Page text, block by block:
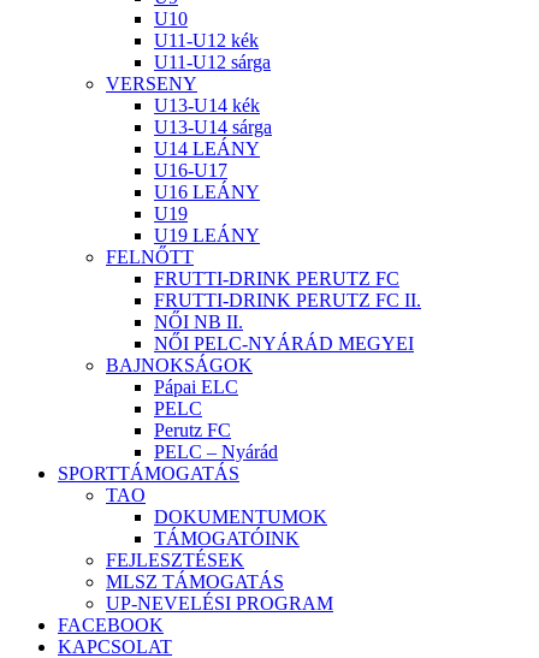
U10
U11-U12 kék
U11-U12 sárga
VERSENY
U13-U14 kék
U13-U14 sárga
U14 LEÁNY
U16-U17
U16 LEÁNY
U19
U19 LEÁNY
FELNŐTT
FRUTTI-DRINK PERUTZ FC
FRUTTI-DRINK PERUTZ FC II.
NŐI NB II.
NŐI PELC-NYÁRÁD MEGYEI
BAJNOKSÁGOK
Pápai ELC
PELC
Perutz FC
PELC – Nyárád
SPORTTÁMOGATÁS
TAO
DOKUMENTUMOK
TÁMOGATÓINK
FEJLESZTÉSEK
MLSZ TÁMOGATÁS
UP-NEVELÉSI PROGRAM
FACEBOOK
KAPCSOLAT